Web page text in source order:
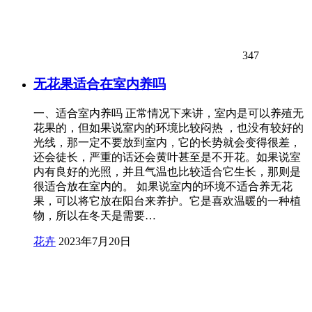
347
无花果适合在室内养吗
一、适合室内养吗 正常情况下来讲，室内是可以养殖无
花果的，但如果说室内的环境比较闷热 ，也没有较好的
光线，那一定不要放到室内，它的长势就会变得很差，
还会徒长，严重的话还会黄叶甚至是不开花。如果说室
内有良好的光照，并且气温也比较适合它生长，那则是
很适合放在室内的。 如果说室内的环境不适合养无花
果，可以将它放在阳台来养护。它是喜欢温暖的一种植
物，所以在冬天是需要…
花卉 2023年7月20日